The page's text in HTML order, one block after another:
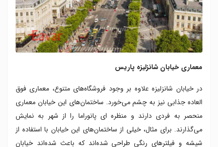
معماری خیابان شانزلیزه پاریس
در خیابان شانزلیزه علاوه بر وجود فروشگاه‌های متنوع، معماری فوق
العاده جذابی نیز به چشم می‌خورد. ساختمان‌های این خیابان معماری
منحصر به فردی دارند و منظره ای پانوراما را از شهر به نمایش
می‌گذارند. برای مثال، خیلی از ساختمان‌های این خیابان با استفاده از
شیشه و فیلترهای رنگی طراحی شده‌اند که باعث شده‌اند خیابان